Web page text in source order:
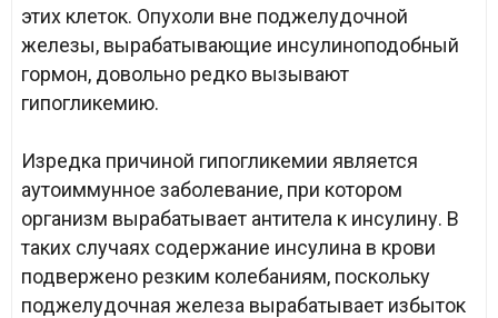
этих клеток. Опухоли вне поджелудочной
железы, вырабатывающие инсулиноподобный
гормон, довольно редко вызывают
гипогликемию.
Изредка причиной гипогликемии является
аутоиммунное заболевание, при котором
организм вырабатывает антитела к инсулину. В
таких случаях содержание инсулина в крови
подвержено резким колебаниям, поскольку
поджелудочная железа вырабатывает избыток